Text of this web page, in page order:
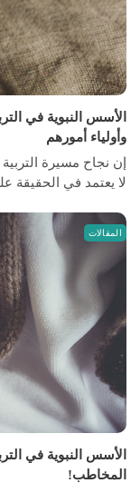
وأولياء أمورهم
إن نجاح مسيرة
لا يعتمد في الحقيقة
المقالات
المخاطب!